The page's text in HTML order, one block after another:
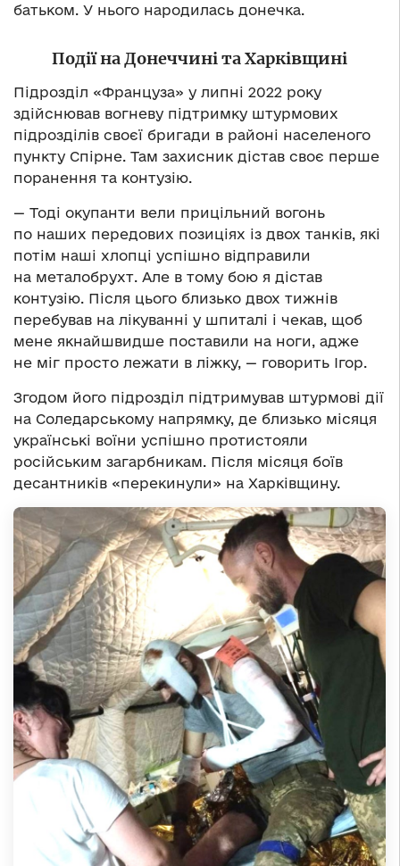
батьком. У нього народилась донечка.
Події на Донеччині та Харківщині
Підрозділ «Француза» у липні 2022 року
здійснював вогневу підтримку штурмових
підрозділів своєї бригади в районі населеного
пункту Спірне. Там захисник дістав своє перше
поранення та контузію.
— Тоді окупанти вели прицільний вогонь
по наших передових позиціях із двох танків, які
потім наші хлопці успішно відправили
на металобрухт. Але в тому бою я дістав
контузію. Після цього близько двох тижнів
перебував на лікуванні у шпиталі і чекав, щоб
мене якнайшвидше поставили на ноги, адже
не міг просто лежати в ліжку, — говорить Ігор.
Згодом його підрозділ підтримував штурмові дії
на Соледарському напрямку, де близько місяця
українські воїни успішно протистояли
російським загарбникам. Після місяця боїв
десантників «перекинули» на Харківщину.